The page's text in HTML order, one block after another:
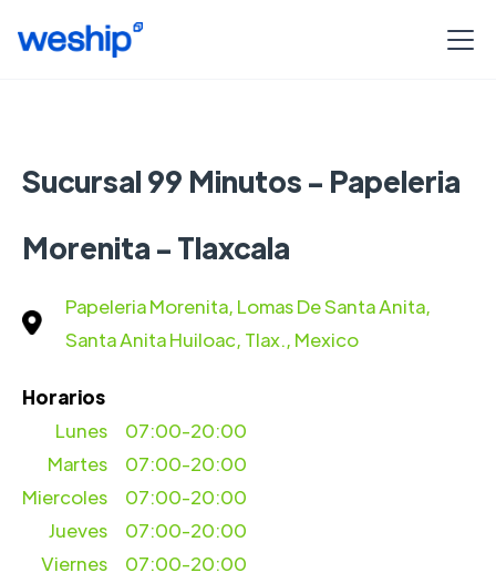
Sucursal 99 Minutos - Papeleria
Morenita - Tlaxcala
Papeleria Morenita, Lomas De Santa Anita,
Santa Anita Huiloac, Tlax., Mexico
Horarios
07:00-20:00
Martes
Miercoles
Lunes
07:00-20:00
07:00-20:00
Jueves
07:00-20:00
Viernes
07:00-20:00